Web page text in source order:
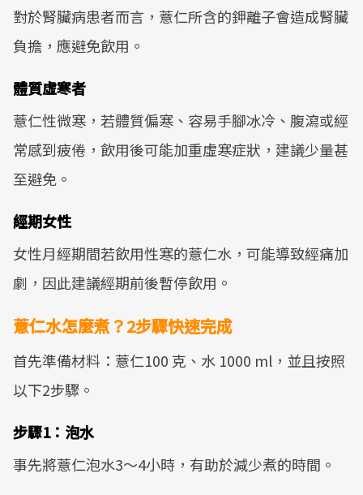
對於腎臟病患者而言，薏仁所含的鉀離子會造成腎臟
負擔，應避免飲用。
體質虛寒者
薏仁性微寒，若體質偏寒、容易手腳冰冷、腹瀉或經
常感到疲倦，飲用後可能加重虛寒症狀，建議少量甚
至避免。
經期女性
女性月經期間若飲用性寒的薏仁水，可能導致經痛加
劇，因此建議經期前後暫停飲用。
薏仁水怎麼煮？2步驟快速完成
首先準備材料：薏仁100 克、水 1000 ml，並且按照
以下2步驟。
步驟1：泡水
事先將薏仁泡水3～4小時，有助於減少煮的時間。